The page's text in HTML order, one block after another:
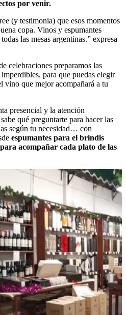
por venir.
(y testimonia) que esos momentos
copa. Vinos y espumantes
las mesas argentinas.” expresa
celebraciones preparamos las
para que puedas elegir
vino que mejor acompañará a tu
presencial y la atención
qué preguntarte para hacer las
según tu necesidad… con
espumantes para el brindis
para acompañar cada plato de las